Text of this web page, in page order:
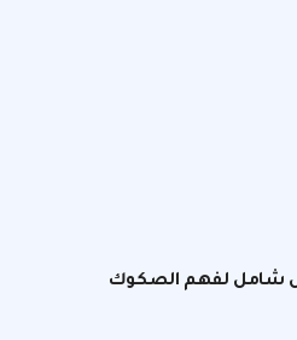
شامل لفهم الصكوك